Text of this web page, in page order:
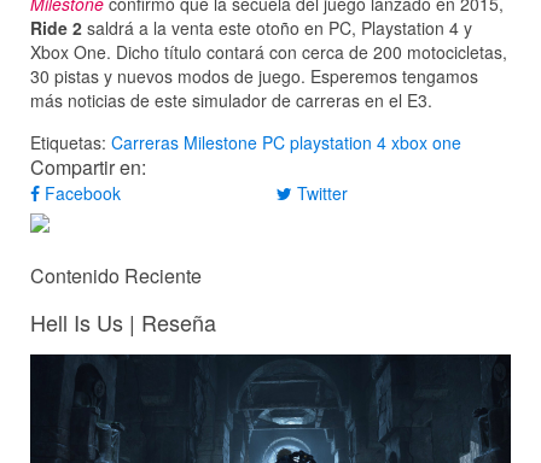
Ride 2 saldrá a la venta este otoño en PC, Playstation 4 y
Xbox One. Dicho título contará con cerca de 200 motocicletas,
30 pistas y nuevos modos de juego. Esperemos tengamos
más noticias de este simulador de carreras en el E3.
Etiquetas: Carreras Milestone PC playstation 4 xbox one
Compartir en:
Facebook Twitter
Contenido Reciente
Hell Is Us | Reseña